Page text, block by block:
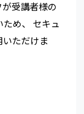
受講者様の
め、 セキュ
ただけま